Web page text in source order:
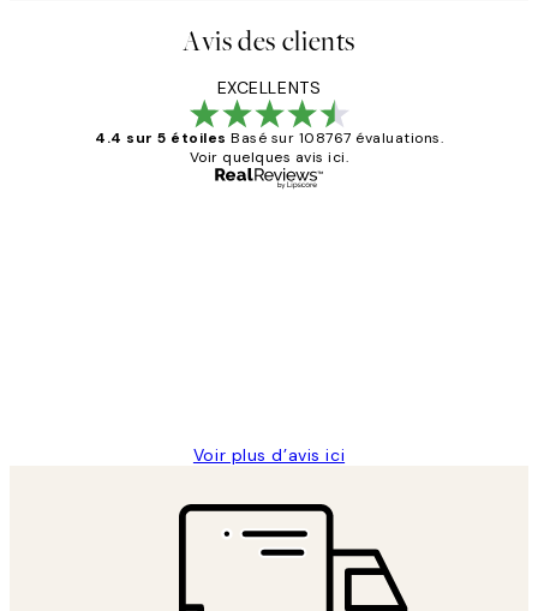
Avis des clients
EXCELLENTS
4.4 sur 5 étoiles Basé sur 108767 évaluations.
Voir quelques avis ici.
Voir plus d’avis ici